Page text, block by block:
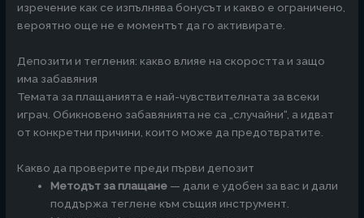
изречение как се изпълнява бонусът и какво е ограничено,
вероятно още не е моментът да го активирате.
Депозити и тегления: какво влияе на скоростта и защо
има забавяния
Темата за плащанията е най-чувствителната за всеки
играч. Обикновено забавянията не са „случайни“, а идват
от конкретни причини, които може да предотвратите.
Какво да проверите преди първи депозит
Методът за плащане — дали е удобен за вас и дали
поддържа теглене към същия инструмент.